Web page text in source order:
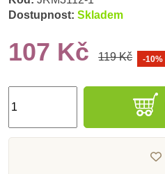
Dostupnost: Skladem
107 Kč 119 Kč -10%